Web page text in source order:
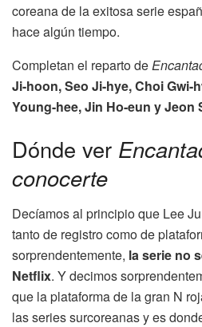
coreana de la exitosa serie
hace algún tiempo.
Completan el reparto de
Ji-hoon, Seo Ji-hye, Choi Gwi-
Young-hee, Jin Ho-eun y
Dónde ver
conocerte
Decíamos al principio que Lee
tanto de registro como de
sorprendentemente, la serie no
Netflix. Y decimos
que la plataforma de la gran N
las series surcoreanas y es